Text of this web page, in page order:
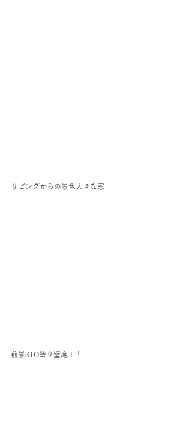
リビングからの景色大きな窓
前景STO塗り壁施工！